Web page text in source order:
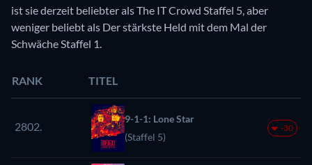
ist sie derzeit beliebter als The IT Crowd Staffel 5, aber
weniger beliebt als Der stärkste Held mit dem Mal der
Schwäche Staffel 1.
RANK TITEL
2802.
9-1-1: Lone Star
(Staffel 5)
-30